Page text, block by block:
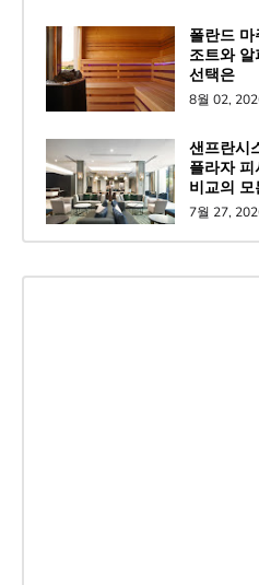
폴란드 마
조트와
선택은
8월 02,
샌프란시
플라자
비교의 모
7월 27,